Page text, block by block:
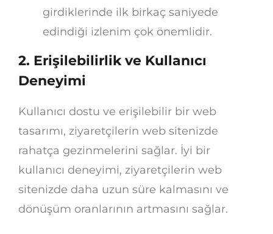
girdiklerinde ilk birkaç saniyede
edindiği izlenim çok önemlidir.
2. Erişilebilirlik ve Kullanıcı
Deneyimi
Kullanıcı dostu ve erişilebilir bir web
tasarımı, ziyaretçilerin web sitenizde
rahatça gezinmelerini sağlar. İyi bir
kullanıcı deneyimi, ziyaretçilerin web
sitenizde daha uzun süre kalmasını ve
dönüşüm oranlarının artmasını sağlar.